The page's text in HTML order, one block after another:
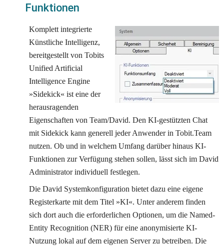
Funktionen
Komplett integrierte
Künstliche Intelligenz,
bereitgestellt von Tobits
Unified Artificial
Intelligence Engine
»Sidekick« ist eine der
herausragenden
Eigenschaften von Team/David. Den KI-gestützten Chat
mit Sidekick kann generell jeder Anwender in Tobit.Team
nutzen. Ob und in welchem Umfang darüber hinaus KI-
Funktionen zur Verfügung stehen sollen, lässt sich im David
Administrator individuell festlegen.
Die David Systemkonfiguration bietet dazu eine eigene
Registerkarte mit dem Titel »KI«. Unter anderem finden
sich dort auch die erforderlichen Optionen, um die Named-
Entity Recognition (NER) für eine anonymisierte KI-
Nutzung lokal auf dem eigenen Server zu betreiben. Die